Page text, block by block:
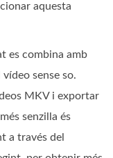
aquesta
es combina amb
sense so.
MKV i exportar
senzilla és
a través del